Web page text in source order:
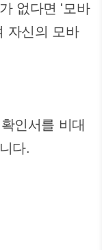
없다면 '모바
자신의 모바
인서를 비대
다.